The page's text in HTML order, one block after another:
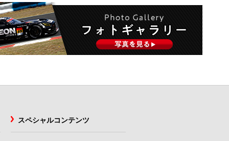
スペシャルコンテンツ